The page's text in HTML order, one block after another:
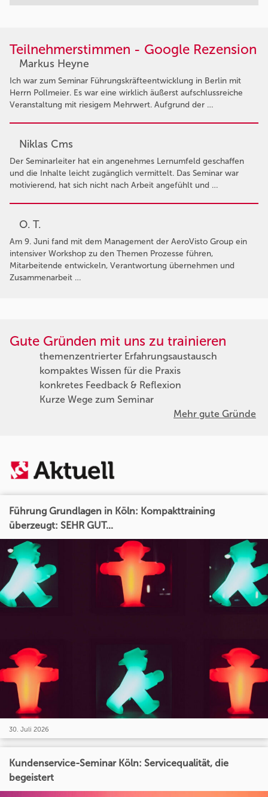
Teilnehmerstimmen - Google Rezension
Markus Heyne
Ich war zum Seminar Führungskräfteentwicklung in Berlin mit
Herrn Pollmeier. Es war eine wirklich äußerst aufschlussreiche
Veranstaltung mit riesigem Mehrwert. Aufgrund der …
Niklas Cms
Der Seminarleiter hat ein angenehmes Lernumfeld geschaffen
und die Inhalte leicht zugänglich vermittelt. Das Seminar war
motivierend, hat sich nicht nach Arbeit angefühlt und …
O. T.
Am 9. Juni fand mit dem Management der AeroVisto Group ein
intensiver Workshop zu den Themen Prozesse führen,
Mitarbeitende entwickeln, Verantwortung übernehmen und
Zusammenarbeit …
Gute Gründen mit uns zu trainieren
themenzentrierter Erfahrungsaustausch
kompaktes Wissen für die Praxis
konkretes Feedback & Reflexion
Kurze Wege zum Seminar
Mehr gute Gründe
Führung Grundlagen in Köln: Kompakttraining
überzeugt: SEHR GUT...
30. Juli 2026
Kundenservice-Seminar Köln: Servicequalität, die
begeistert